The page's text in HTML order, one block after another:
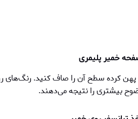
پهن کرده سطح آن را صاف کنید. رنگ‌های
بیشتری را نتیجه می‌دهند.